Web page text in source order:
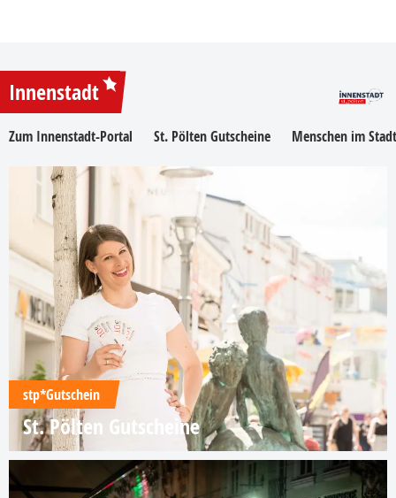
Innenstadt
Zum Innenstadt-Portal St. Pölten Gutscheine Menschen im
stp*Gutschein
St. Pölten Gutscheine